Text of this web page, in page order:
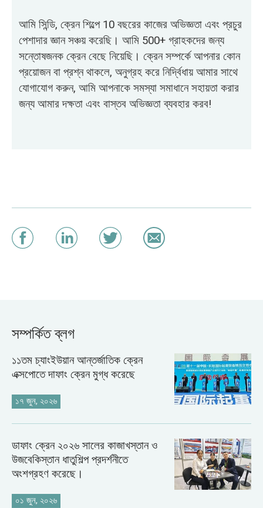
আমি সিন্ডি, ক্রেন শিল্পে 10 বছরের কাজের অভিজ্ঞতা এবং প্রচুর
পেশাদার জ্ঞান সঞ্চয় করেছি। আমি 500+ গ্রাহকদের জন্য
সন্তোষজনক ক্রেন বেছে নিয়েছি। ক্রেন সম্পর্কে আপনার কোন
প্রয়োজন বা প্রশ্ন থাকলে, অনুগ্রহ করে নির্দ্বিধায় আমার সাথে
যোগাযোগ করুন, আমি আপনাকে সমস্যা সমাধানে সহায়তা করার
জন্য আমার দক্ষতা এবং বাস্তব অভিজ্ঞতা ব্যবহার করব!
সম্পর্কিত ব্লগ
১১তম চ্যাংইউয়ান আন্তর্জাতিক ক্রেন
এক্সপোতে দাফাং ক্রেন মুগ্ধ করেছে
১৭ জুন, ২০২৬
ডাফাং ক্রেন ২০২৬ সালের কাজাখস্তান ও
উজবেকিস্তান ধাতুশিল্প প্রদর্শনীতে
অংশগ্রহণ করেছে।
০১ জুন, ২০২৬